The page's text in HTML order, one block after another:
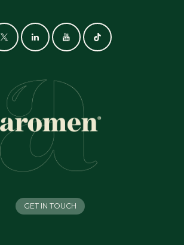
GET IN TOUCH